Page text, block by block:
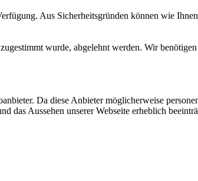
Aus Sicherheitsgründen können wie
wurde, abgelehnt werden. Wir
Da diese Anbieter möglicherweise
das Aussehen unserer Webseite erheblich